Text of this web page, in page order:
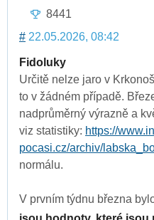
8441
# 22.05.2026, 08:42
Fidoluky
Určitě nelze jaro v
to v žádném případě.
nadprůměrný výrazně a
viz statistiky: https://
pocasi.cz/archiv/
normálu.
V prvním týdnu března